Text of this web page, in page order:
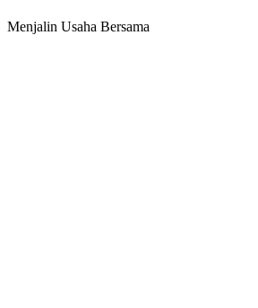
Menjalin Usaha Bersama